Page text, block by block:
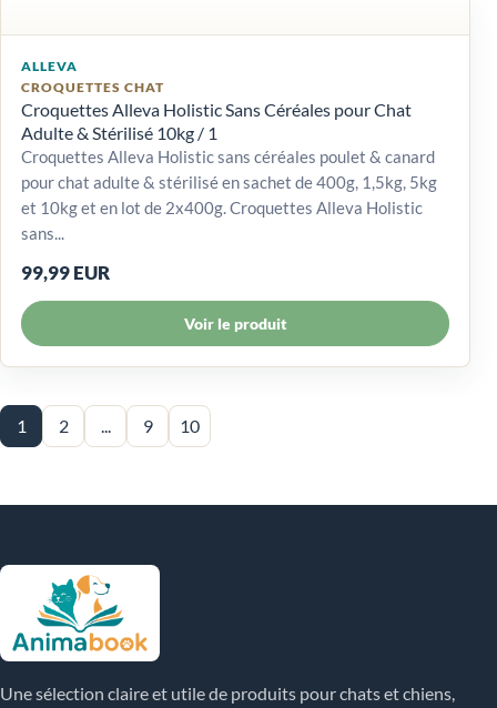
ALLEVA
CROQUETTES CHAT
Croquettes Alleva Holistic Sans Céréales pour Chat
Adulte & Stérilisé 10kg / 1
Croquettes Alleva Holistic sans céréales poulet & canard
pour chat adulte & stérilisé en sachet de 400g, 1,5kg, 5kg
et 10kg et en lot de 2x400g. Croquettes Alleva Holistic
sans...
99,99 EUR
Voir le produit
1 2 ... 9 10
Une sélection claire et utile de produits pour chats et chiens,